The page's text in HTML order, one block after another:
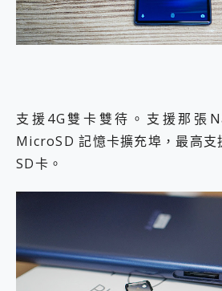
支援4G雙卡雙待。支援那張
MicroSD 記憶卡擴充埠，最高
SD卡。